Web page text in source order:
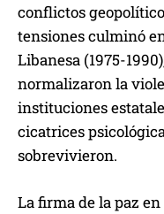
conflictos
tensiones culminó
Libanesa (1975-
normalizaron la
instituciones
cicatrices
sobrevivieron.
La firma de la paz